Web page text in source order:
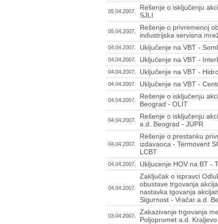
05.04.2007.
Rešenje o isključenju
SJLI
05.04.2007.
Rešenje o privremenoj
industrijska servisna
04.04.2007. Uključenje na VBT -
04.04.2007. Uključenje na VBT -
04.04.2007. Uključenje na VBT -
04.04.2007. Uključenje na VBT -
04.04.2007.
Rešenje o isključenju
Beograd - OLIT
04.04.2007.
Rešenje o isključenju
a.d. Beograd - JUPR
04.04.2007.
Rešenje o prestanku
izdavaoca - Termovent
LCBT
04.04.2007. Ukljucenje HOV na BT -
04.04.2007.
Zaključak o ispravci
obustave trgovanja
nastavka tgovanja
Sigurnost - Vračar a.d.
03.04.2007.
Zakazivanje trgovanja
Poljopromet a.d. Kraljevo